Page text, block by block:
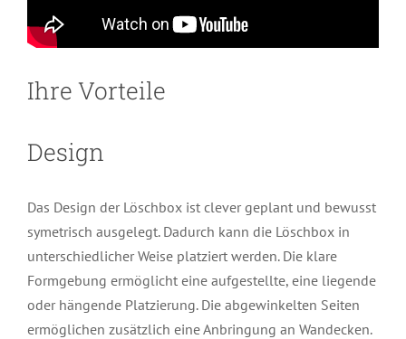
Ihre Vorteile
Design
Das Design der Löschbox ist clever geplant und bewusst
symetrisch ausgelegt. Dadurch kann die Löschbox in
unterschiedlicher Weise platziert werden. Die klare
Formgebung ermöglicht eine aufgestellte, eine liegende
oder hängende Platzierung. Die abgewinkelten Seiten
ermöglichen zusätzlich eine Anbringung an Wandecken.